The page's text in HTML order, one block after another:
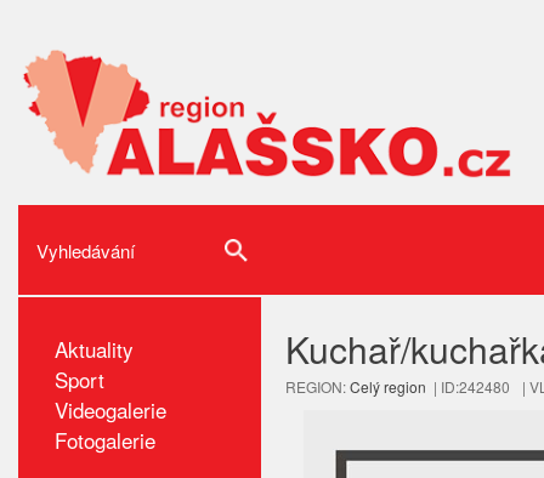
Aktuality
Sport
Videogalerie
Fotogalerie
Kuchař/
REGION:Celý region | ID:242480 |